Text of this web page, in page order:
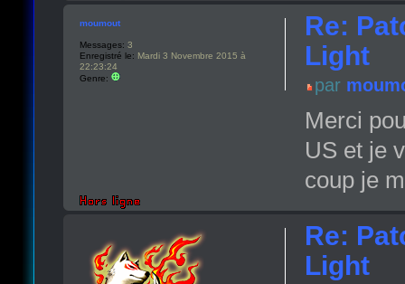
Re:
Light
par
Merci
US et je
coup je
moumout
Messages: 3
Enregistré le: Mardi 3 Novembre 2015 à
22:23:24
Genre:
Re:
Light